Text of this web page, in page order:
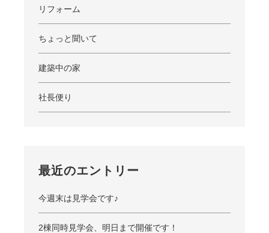
リフォーム
ちょっと聞いて
建築中の家
社長便り
最近のエントリー
今週末は見学会です♪
2棟同時見学会、明日まで開催です！